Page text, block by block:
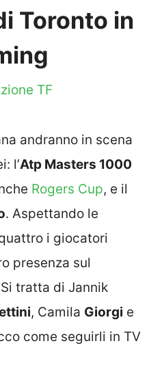
Toronto in
TF
andranno in scena
l’Atp Masters 1000
Rogers Cup, e il
. Aspettando le
i giocatori
presenza sul
tratta di Jannik
, Camila Giorgi e
come seguirli in TV